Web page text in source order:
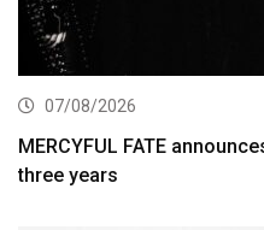
07/08/2026
MERCYFUL FATE
three years